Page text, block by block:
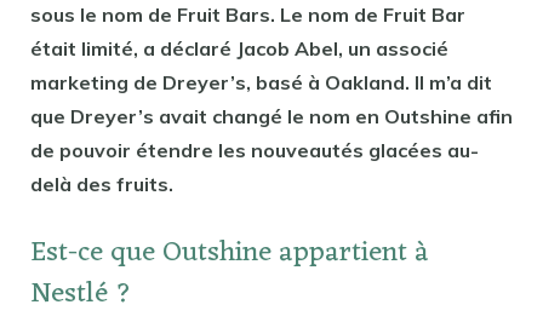
sous le nom de Fruit Bars. Le nom de Fruit Bar
était limité, a déclaré Jacob Abel, un associé
marketing de Dreyer’s, basé à Oakland. Il m’a dit
que Dreyer’s avait changé le nom en Outshine afin
de pouvoir étendre les nouveautés glacées au-
delà des fruits.
Est-ce que Outshine appartient à
Nestlé ?